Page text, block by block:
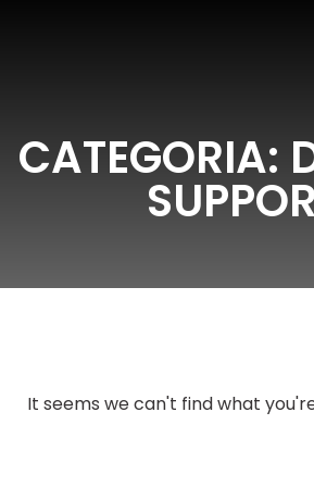
CATEGORIA:
It seems we can't find what